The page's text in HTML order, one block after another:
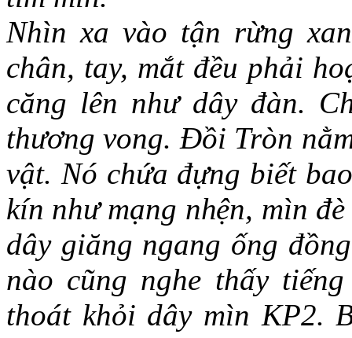
Nhìn xa vào tận rừng
chân, tay, mắt đều phải
căng lên như dây đàn.
thương vong. Đồi Tròn
vật. Nó chứa đựng biết
kín như mạng nhện, mìn
dây giăng ngang ống
nào cũng nghe thấy
thoát khỏi dây mìn KP2.